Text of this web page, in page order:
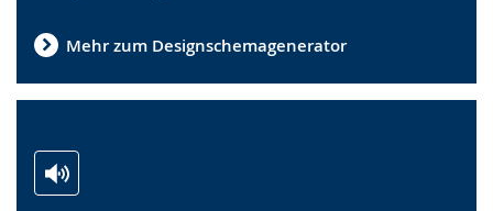
Mehr zum Designschemagenerator